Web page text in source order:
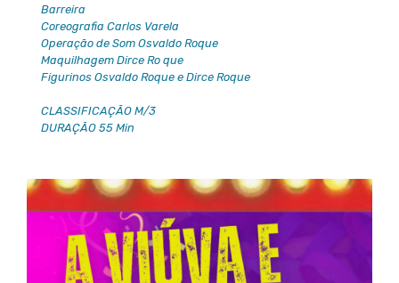
Barreira
Coreografia Carlos Varela
Operação de Som Osvaldo Roque
Maquilhagem Dirce Ro que
Figurinos Osvaldo Roque e Dirce Roque
CLASSIFICAÇÃO M/3
DURAÇÃO 55 Min